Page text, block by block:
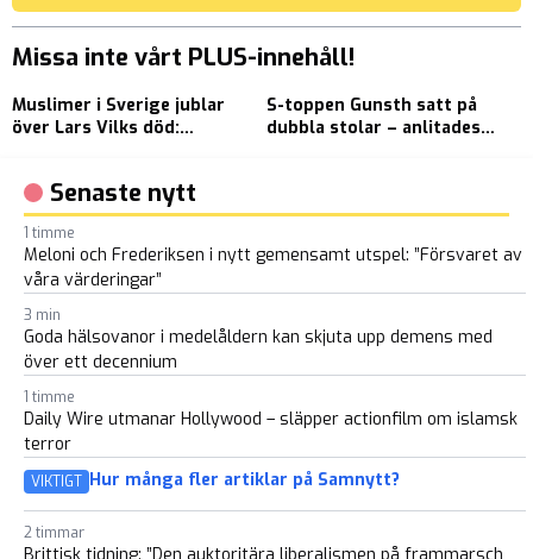
Missa inte vårt PLUS-innehåll!
Muslimer i Sverige jublar
över Lars Vilks död:
S-toppen Gunsth satt på
dubbla stolar – anlitades
Senaste nytt
1 timme
Meloni och Frederiksen i nytt gemensamt utspel: ”Försvaret av
våra värderingar”
3 min
Goda hälsovanor i medelåldern kan skjuta upp demens med
över ett decennium
1 timme
Daily Wire utmanar Hollywood – släpper actionfilm om islamsk
terror
VIKTIGT Hur många fler artiklar på Samnytt?
2 timmar